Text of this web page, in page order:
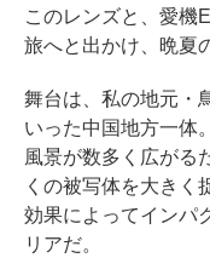
このレンズと、愛機
旅へと出かけ、晩夏
舞台は、私の地元・
いった中国地方一体
風景が数多く広がる
くの被写体を大きく
効果によってインパ
リアだ。